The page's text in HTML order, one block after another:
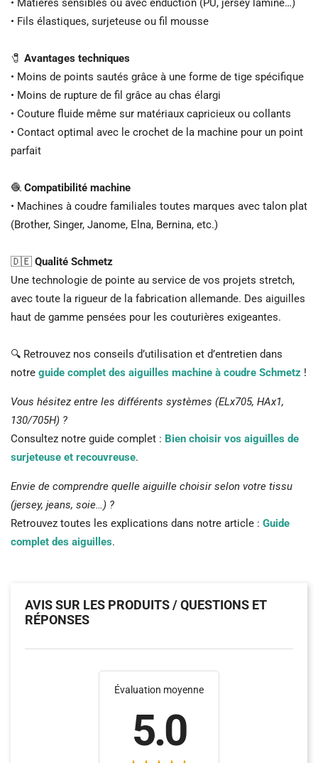
• Matières sensibles ou avec enduction (PU, jersey laminé…)
• Fils élastiques, surjeteuse ou fil mousse
🧷 Avantages techniques
• Moins de points sautés grâce à une forme de tige spécifique
• Moins de rupture de fil grâce au chas élargi
• Couture fluide même sur matériaux capricieux ou collants
• Contact optimal avec le crochet de la machine pour un point
parfait
🧶 Compatibilité machine
• Machines à coudre familiales toutes marques avec talon plat
(Brother, Singer, Janome, Elna, Bernina, etc.)
🇩🇪 Qualité Schmetz
Une technologie de pointe au service de vos projets stretch,
avec toute la rigueur de la fabrication allemande. Des aiguilles
haut de gamme pensées pour les couturières exigeantes.
🔍 Retrouvez nos conseils d’utilisation et d’entretien dans
notre guide complet des aiguilles machine à coudre Schmetz !
Vous hésitez entre les différents systèmes (ELx705, HAx1,
130/705H) ?
Consultez notre guide complet : Bien choisir vos aiguilles de
surjeteuse et recouvreuse.
Envie de comprendre quelle aiguille choisir selon votre tissu
(jersey, jeans, soie…) ?
Retrouvez toutes les explications dans notre article : Guide
complet des aiguilles.
AVIS SUR LES PRODUITS / QUESTIONS ET
RÉPONSES
Évaluation moyenne
5.0